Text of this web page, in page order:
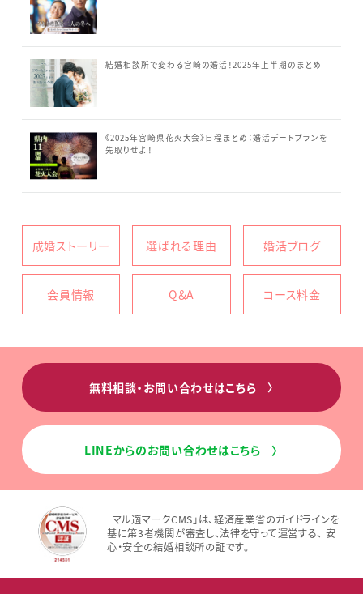
結婚相談所で変わる宮崎の婚活！2025年上半期のまとめ
《2025年宮崎県花火大会》日程まとめ：婚活デートプランを
先取りせよ！
成婚ストーリー 選ばれる理由 婚活ブログ
会員情報 Q＆A コース料金
無料相談・お問い合わせはこちら〉
LINEからのお問い合わせはこちら〉
「マル適マークCMS」は、経済産業省のガイドラインを
基に第3者機関が審査し、法律を守って運営する、 安
心・安全の結婚相談所の証です。